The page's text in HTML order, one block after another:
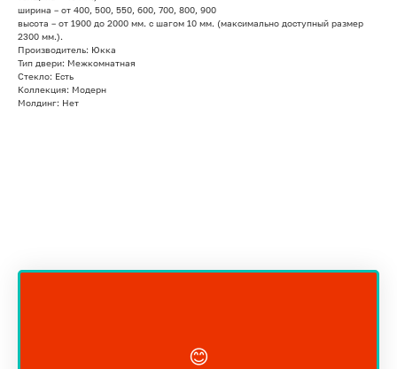
ширина – от 400, 500, 550, 600, 700, 800, 900
высота – от 1900 до 2000 мм. с шагом 10 мм. (максимально доступный размер
2300 мм.).
Производитель: Юкка
Тип двери: Межкомнатная
Стекло: Есть
Коллекция: Модерн
Молдинг: Нет
😊